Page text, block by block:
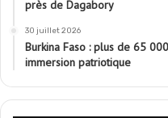
près de Dagabory
30 juillet 2026
Burkina Faso : plus de 65
immersion patriotique